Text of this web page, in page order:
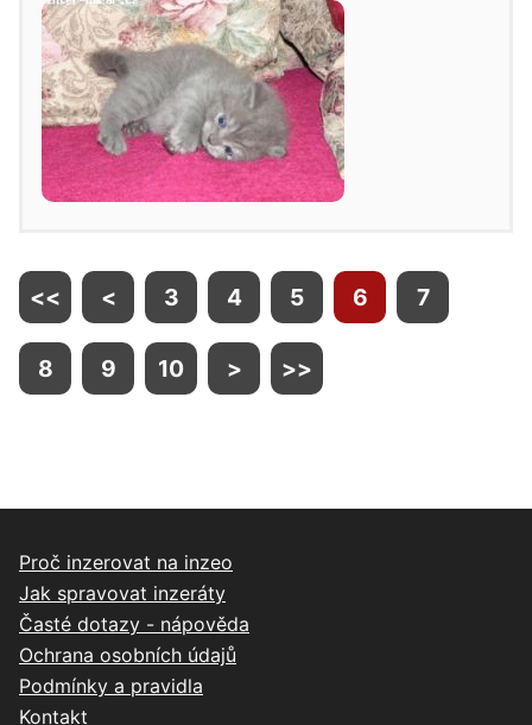
<< < 3 4 5 6 7
8 9 10 > >>
Proč inzerovat na inzeo
Jak spravovat inzeráty
Časté dotazy - nápověda
Ochrana osobních údajů
Podmínky a pravidla
Kontakt